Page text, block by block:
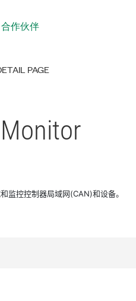
合作伙伴
PAGE
监控控制器局域网(CAN)和设备。